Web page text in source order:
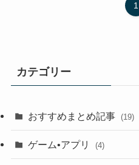
1
カテゴリー
おすすめまとめ記事 (19)
ゲーム•アプリ (4)